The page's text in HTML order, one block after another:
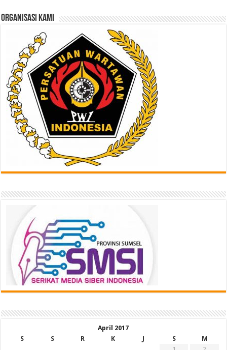
ORGANISASI KAMI
April 2017
S
S R K J S
M